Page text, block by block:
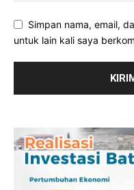
Simpan nama, email,
untuk lain kali saya